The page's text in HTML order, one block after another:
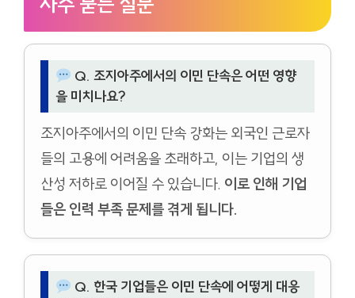
Q. 조지아주에서의 이민 단속은 어떤 영향
을 미치나요?
조지아주에서의 이민 단속 강화는 외국인 근로자
들의 고용에 어려움을 초래하고, 이는 기업의 생
산성 저하로 이어질 수 있습니다. 이로 인해 기업
들은 인력 부족 문제를 겪게 됩니다.
Q. 한국 기업들은 이민 단속에 어떻게 대응